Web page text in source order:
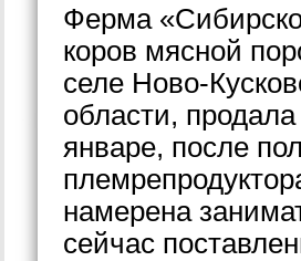
Ферма
коров мясной
селе Ново-
области,
январе, после
намерена
сейчас